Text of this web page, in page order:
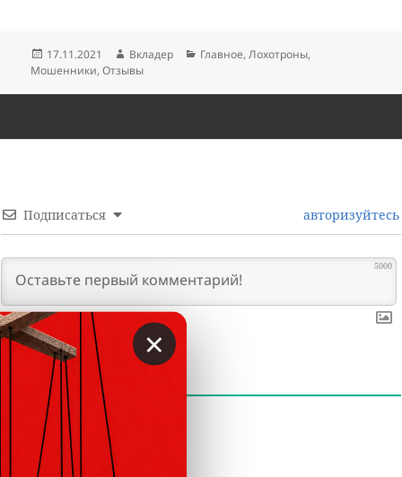
Опубликовано
17.11.2021 Автор
Вкладер Рубрики
Главное,Лохотроны,
Мошенники,Отзывы
Подписаться авторизуйтесь
5000
КОММЕНТАРИИ
×